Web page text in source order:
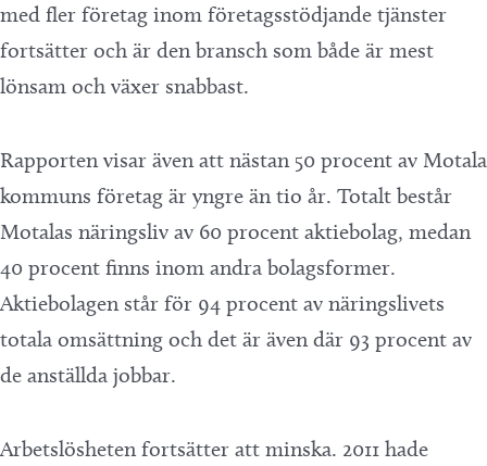
med fler företag inom företagsstödjande tjänster
fortsätter och är den bransch som både är mest
lönsam och växer snabbast.
Rapporten visar även att nästan 50 procent av Motala
kommuns företag är yngre än tio år. Totalt består
Motalas näringsliv av 60 procent aktiebolag, medan
40 procent finns inom andra bolagsformer.
Aktiebolagen står för 94 procent av näringslivets
totala omsättning och det är även där 93 procent av
de anställda jobbar.
Arbetslösheten fortsätter att minska. 2011 hade